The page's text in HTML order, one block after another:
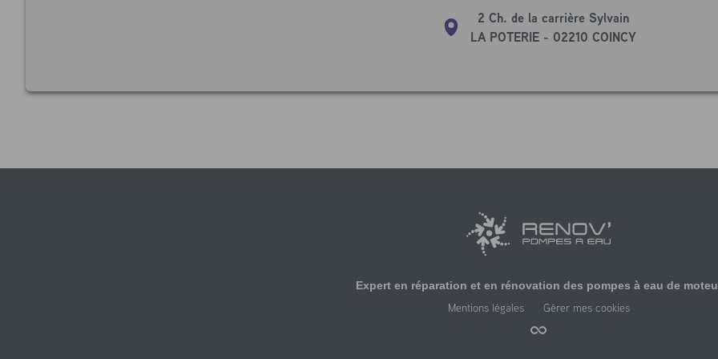
2 Ch. de la carrière Sylvain
LA POTERIE - 02210 COINCY
Expert en réparation et en rénovation des pompes à eau de
Mentions légales Gérer mes cookies